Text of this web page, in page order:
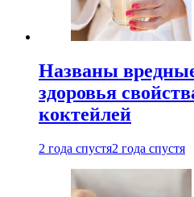
Названы
здоровья
коктейлей
2 года спустя2 года спустя